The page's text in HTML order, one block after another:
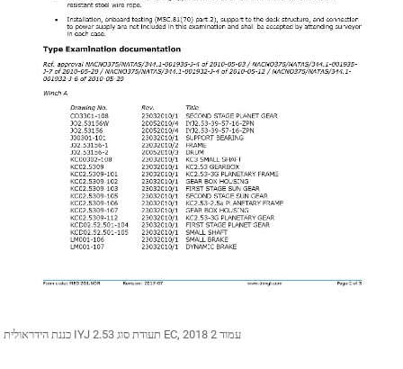
כננת הידראולית IYJ 2.53 תעודת סוג EC, 2018 עמוד 2